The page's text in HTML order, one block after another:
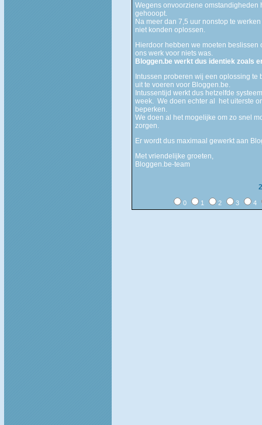
Wegens onvoorziene
gehooopt.
Na meer dan 7,5 uur nonstop te
niet konden oplossen.
Hierdoor hebben we moeten beslissen
ons werk voor niets was.
Bloggen.be werkt dus identiek zoals
Intussen proberen wij een oplossing
uit te voeren voor Bloggen.be.
Intussentijd werkt dus hetzelfde
week. We doen echter al het uiterste
beperken.
We doen al het mogelijke om zo snel
zorgen.
Er wordt dus maximaal gewerkt aan
Met vriendelijke groeten,
Bloggen.be-team
0 1 2 3 4